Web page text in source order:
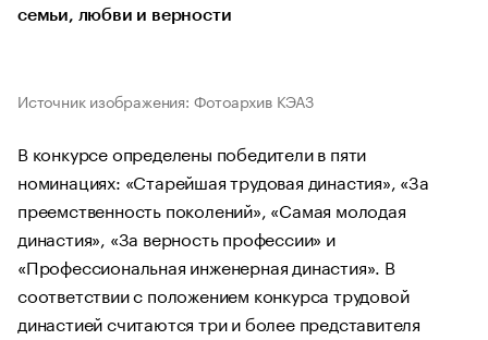
семьи, любви и верности
Источник изображения: Фотоархив КЭАЗ
В конкурсе определены победители в пяти
номинациях: «Старейшая трудовая династия», «За
преемственность поколений», «Самая молодая
династия», «За верность профессии» и
«Профессиональная инженерная династия». В
соответствии с положением конкурса трудовой
династией считаются три и более представителя